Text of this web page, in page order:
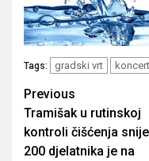
Tags: gradski vrt koncert
Post
Previous
Tramišak u rutinskoj
kontroli čišćenja
200 djelatnika je na